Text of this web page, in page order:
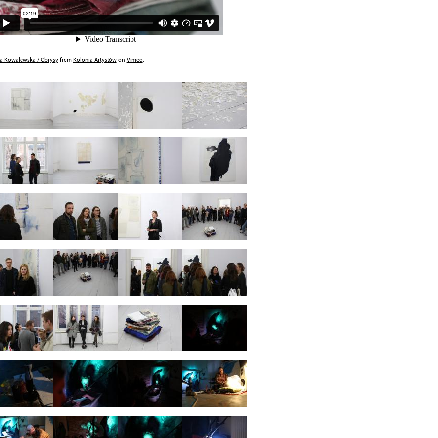
Kowalewska / Obrysyfrom Kolonia Artystówon Vimeo.